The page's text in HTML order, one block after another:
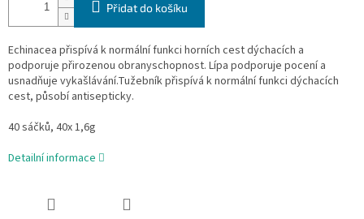
Přidat do košíku
Echinacea přispívá k normální funkci horních cest dýchacích a
podporuje přirozenou obranyschopnost. Lípa podporuje pocení a
usnadňuje vykašlávání.Tužebník přispívá k normální funkci dýchacích
cest, působí antisepticky.
40 sáčků, 40x 1,6g
Detailní informace